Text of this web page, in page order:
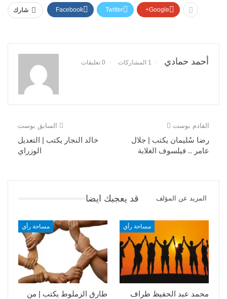
شارك Facebook Twitter Google+
أحمد حمادي 1 المشاركات 0 تعليقات
السابق بوست
خالد النجار يكتب | التعديل
الوزراي
القادم بوست
رضا سُليمان يكتب | جلال
عامر .. فيلسوف الغلابة
قد يعجبك ايضا المزيد عن المؤلف
مساحة رأي
طارق الزملوط يكتب | من
مساحة رأي
محمد عبد الحفيظ طراف